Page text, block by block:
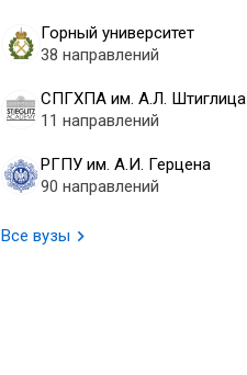
Горный университет
38 направлений
СПГХПА им. А.Л. Штиглица
11 направлений
РГПУ им. А.И. Герцена
90 направлений
Все вузы